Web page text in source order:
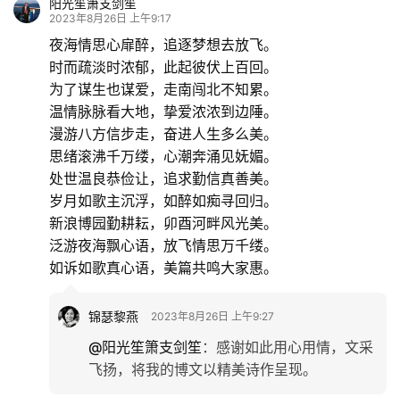
阳光笙箫支剑笙
2023年8月26日 上午9:17
夜海情思心扉醉，追逐梦想去放飞。
时而疏淡时浓郁，此起彼伏上百回。
为了谋生也谋爱，走南闯北不知累。
温情脉脉看大地，挚爱浓浓到边陲。
漫游八方信步走，奋进人生多么美。
思绪滚沸千万缕，心潮奔涌见妩媚。
处世温良恭俭让，追求勤信真善美。
岁月如歌主沉浮，如醉如痴寻回归。
新浪博园勤耕耘，卯酉河畔风光美。
泛游夜海飘心语，放飞情思万千缕。
如诉如歌真心语，美篇共鸣大家惠。
锦瑟黎燕 2023年8月26日 上午9:27
@阳光笙箫支剑笙 ： 感谢如此用心用情，文采
飞扬，将我的博文以精美诗作呈现。